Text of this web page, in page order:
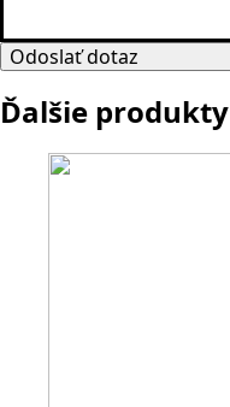
Odoslať dotaz
Ďalšie produkty